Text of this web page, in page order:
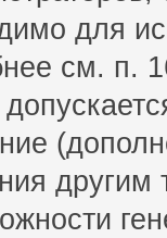
для
см. п.
другим